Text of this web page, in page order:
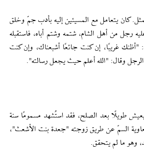
كان يتعامل مع المسيئين إليه بأدب جمّ وخلق
رجل من أهل الشام، شتمه وشتم أباه، فاستقبله
"أظنك غريبًا، إن كنت جائعًا أشبعناك، وإن كنت
وقال: "الله أعلم حيث يجعل رسالته".
طويلًا بعد الصلح، فقد استُشهد مسمومًا سنة
معاوية السمّ عن طريق زوجته "جعدة بنت الأشعث"،
وهو ما لم يتحقق.